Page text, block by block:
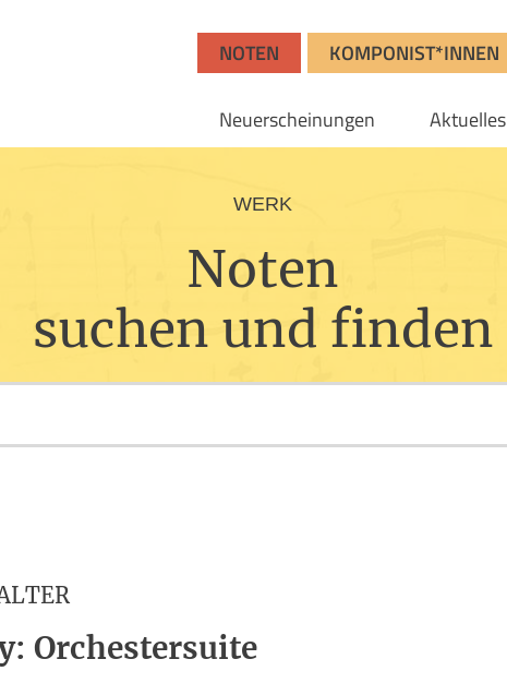
NOTEN KOMPONIST*INNEN
Neuerscheinungen Aktuelles
WERK
Noten
suchen und finden
Orchestersuite